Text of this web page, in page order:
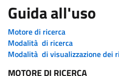
Guida all'uso
Motore di ricerca
Modalità di ricerca
Modalità di visualizzazione dei
MOTORE DI RICERCA